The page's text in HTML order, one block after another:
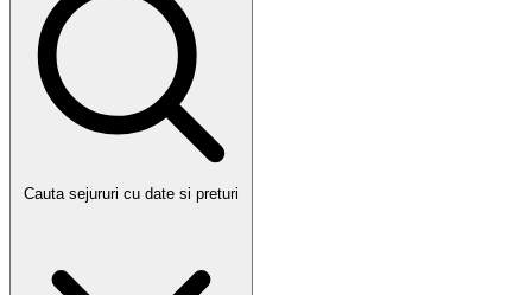
Cauta sejururi cu date si preturi